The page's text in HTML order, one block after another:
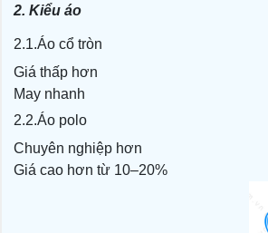
2. Kiểu áo
2.1.Áo cổ tròn
Giá thấp hơn
May nhanh
2.2.Áo polo
Chuyên nghiệp hơn
Giá cao hơn từ 10–20%